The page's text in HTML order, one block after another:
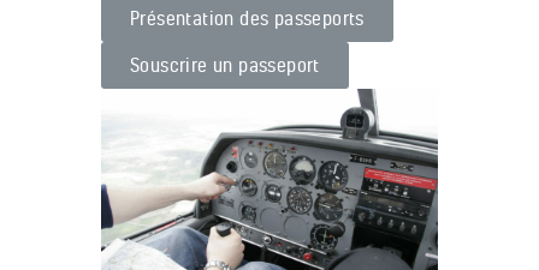
Présentation des passeports
Souscrire un passeport